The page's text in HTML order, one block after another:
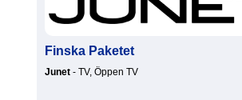
Finska Paketet
Junet - TV, Öppen TV